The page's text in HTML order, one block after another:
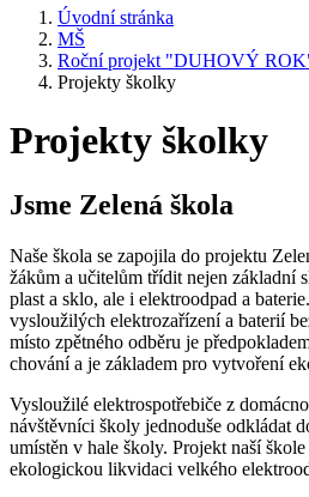
Úvodní stránka
MŠ
Roční projekt "DUHOVÝ
Projekty školky
Projekty školky
Jsme Zelená škola
Naše škola se zapojila do projektu
žákům a učitelům třídit nejen základní
plast a sklo, ale i elektroodpad a
vysloužilých elektrozařízení a baterií
místo zpětného odběru je
chování a je základem pro vytvoření
Vysloužilé elektrospotřebiče z
návštěvníci školy jednoduše odkládat
umístěn v hale školy. Projekt naší
ekologickou likvidaci velkého